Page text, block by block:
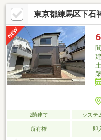
アです！・住宅街には小さな
な自然スポットにも足を延ば
り、ファミリー世帯、2世帯の
のご見学、資料請求受付中で
事やご購入までの流れなど、
東京都練馬区下石
2階建て システ
所有権 即